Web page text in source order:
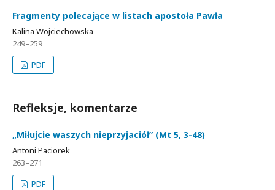
Fragmenty polecające w listach apostoła Pawła
Kalina Wojciechowska
249–259
PDF
Refleksje, komentarze
„Miłujcie waszych nieprzyjaciół” (Mt 5, 3-48)
Antoni Paciorek
263–271
PDF